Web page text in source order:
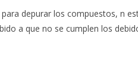
depurar los compuestos, n
a que no se cumplen los